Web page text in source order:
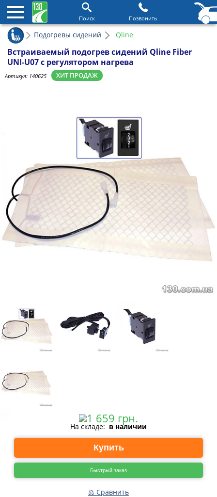
Поиск Позвонить
Подогревы сидений Qline
Встраиваемый подогрев сидений Qline Fiber
UNI-U07 с регулятором нагрева
Артикул: 140625 ХИТ ПРОДАЖ
На складе: в наличии
Купить
Быстрый заказ
⚖ Сравнить